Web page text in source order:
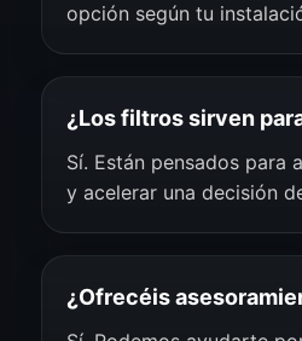
opción según tu
¿Los filtros sirven
Sí. Están pensados para
y acelerar una decisión
¿Ofrecéis